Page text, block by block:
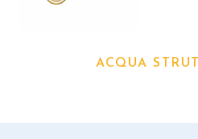
ACQUA